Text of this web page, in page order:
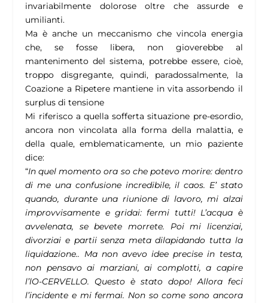
invariabilmente dolorose oltre che assurde e
umilianti.
Ma è anche un meccanismo che vincola energia
che, se fosse libera, non gioverebbe al
mantenimento del sistema, potrebbe essere, cioè,
troppo disgregante, quindi, paradossalmente, la
Coazione a Ripetere mantiene in vita assorbendo il
surplus di tensione
Mi riferisco a quella sofferta situazione pre-esordio,
ancora non vincolata alla forma della malattia, e
della quale, emblematicamente, un mio paziente
dice:
“In quel momento ora so che potevo morire: dentro
di me una confusione incredibile, il caos. E’ stato
quando, durante una riunione di lavoro, mi alzai
improvvisamente e gridai: fermi tutti! L’acqua è
avvelenata, se bevete morrete. Poi mi licenziai,
divorziai e partii senza meta dilapidando tutta la
liquidazione.. Ma non avevo idee precise in testa,
non pensavo ai marziani, ai complotti, a capire
l’lO-CERVELLO. Questo è stato dopo! Allora feci
l’incidente e mi fermai. Non so come sono ancora